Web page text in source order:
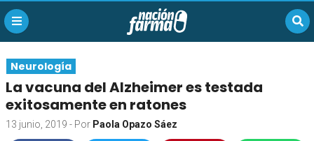
Neurología
La vacuna del Alzheimer es testada
exitosamente en ratones
13 junio, 2019 - Por Paola Opazo Sáez